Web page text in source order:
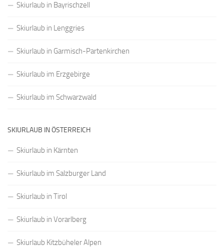
Skiurlaub in Bayrischzell
Skiurlaub in Lenggries
Skiurlaub in Garmisch-Partenkirchen
Skiurlaub im Erzgebirge
Skiurlaub im Schwarzwald
SKIURLAUB IN ÖSTERREICH
Skiurlaub in Kärnten
Skiurlaub im Salzburger Land
Skiurlaub in Tirol
Skiurlaub in Vorarlberg
Skiurlaub Kitzbüheler Alpen